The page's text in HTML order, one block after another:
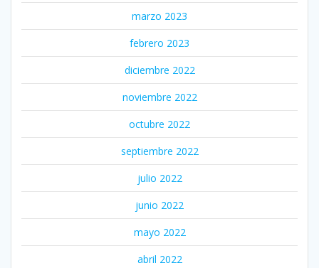
marzo 2023
febrero 2023
diciembre 2022
noviembre 2022
octubre 2022
septiembre 2022
julio 2022
junio 2022
mayo 2022
abril 2022